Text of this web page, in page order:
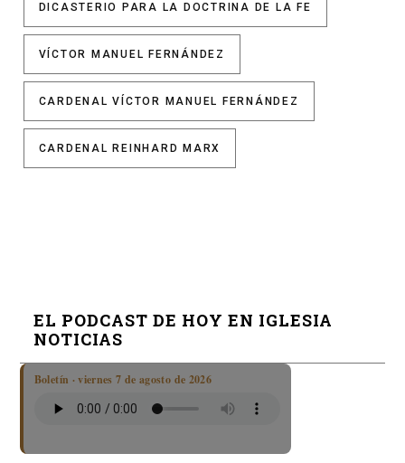
DICASTERIO PARA LA DOCTRINA DE LA FE
VÍCTOR MANUEL FERNÁNDEZ
CARDENAL VÍCTOR MANUEL FERNÁNDEZ
CARDENAL REINHARD MARX
EL PODCAST DE HOY EN IGLESIA
NOTICIAS
Boletín · viernes 7 de agosto de 2026